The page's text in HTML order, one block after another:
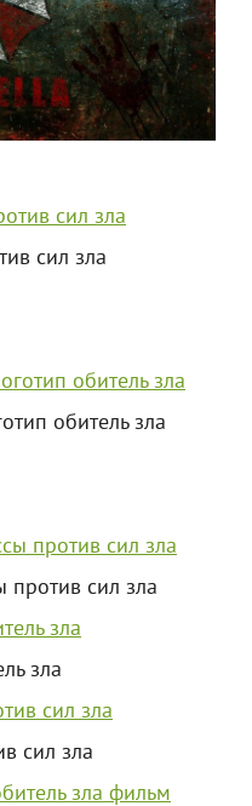
сил зла
обитель зла
против сил зла
зла
сил зла